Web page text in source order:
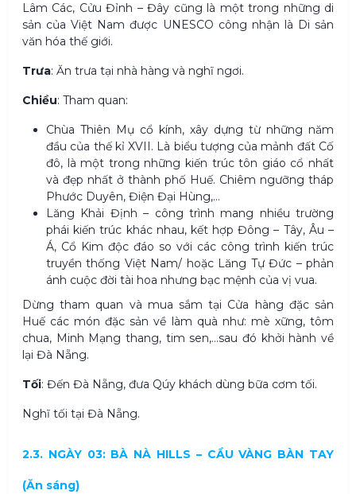
Lâm Các, Cửu Đỉnh – Đây cũng là một trong những di
sản của Việt Nam được UNESCO công nhận là Di sản
văn hóa thế giới.
Trưa: Ăn trưa tại nhà hàng và nghĩ ngơi.
Chiều: Tham quan:
Chùa Thiên Mụ cổ kính, xây dựng từ những năm
đầu của thế kỉ XVII. Là biểu tượng của mảnh đất Cố
đô, là một trong những kiến trúc tôn giáo cổ nhất
và đẹp nhất ở thành phố Huế. Chiêm ngưỡng tháp
Phước Duyên, Điện Đại Hùng,…
Lăng Khải Định – công trình mang nhiều trường
phái kiến trúc khác nhau, kết hợp Đông – Tây, Âu –
Á, Cổ Kim độc đáo so với các công trình kiến trúc
truyền thống Việt Nam/ hoặc Lăng Tự Đức – phản
ánh cuộc đời tài hoa nhưng bạc mệnh của vị vua.
Dừng tham quan và mua sắm tại Cửa hàng đặc sản
Huế các món đặc sản về làm quà như: mè xững, tôm
chua, Minh Mạng thang, tim sen,…sau đó khởi hành về
lại Đà Nẵng.
Tối: Đến Đà Nẵng, đưa Qúy khách dùng bữa cơm tối.
Nghĩ tối tại Đà Nẵng.
2.3. NGÀY 03: BÀ NÀ HILLS – CẦU VÀNG BÀN TAY
(Ăn sáng)